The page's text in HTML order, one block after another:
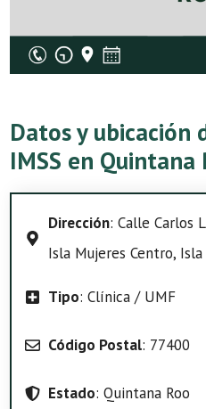
Datos y ubicación
IMSS en Quintana
Dirección: Calle Carlos
Isla Mujeres Centro,
Tipo: Clínica / UMF
Código Postal: 77400
Estado: Quintana Roo